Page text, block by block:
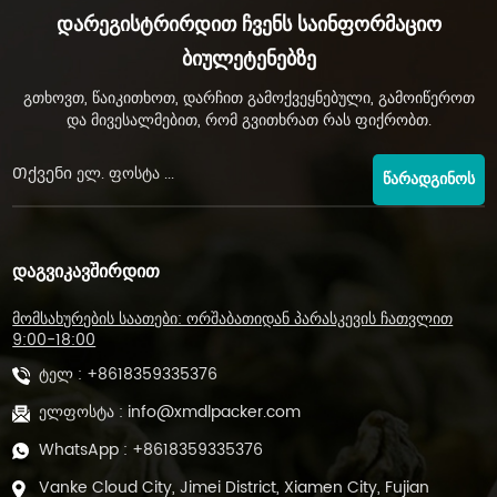
მაგალითად, ავტომატური ჩაის პაკეტების შესაფუთი მანქანები
ეფექტურია და შეუძლია დიდი მოცულობის გატარება. ფხვიერი
ფოთლის ჩაის შესაფუთ მანქანებს შეუძლიათ მეტი მოქნილობა
შესთავაზონ შეფუთვის ზომისა და სტილის
თვალსაზრისით. დასასრულს, ჩაის შესაფუთი ტექნიკის არჩევა
ბიუჯეტის ფრთხილად გათვალისწინებას. ამ ფაქტორების
გათვალისწინებით, შეგიძლიათ მიიღოთ გონივრული
განვითარებაში.
Დარეგისტრირდით Ჩვენს Საინფორმაციო
Ბიულეტენებზე
გთხოვთ, წაიკითხოთ, დარჩით გამოქვეყნებული, გამოიწეროთ
და მივესალმებით, რომ გვითხრათ რას ფიქრობთ.
ᲬᲐᲠᲐᲓᲒᲘᲜᲝᲡ
ᲓᲐᲒᲕᲘᲙᲐᲕᲨᲘᲠᲓᲘᲗ
მომსახურების საათები: ორშაბათიდან პარასკევის ჩათვლით
9:00-18:00
ტელ : +8618359335376
ელფოსტა : info@xmdlpacker.com
WhatsApp : +8618359335376
Vanke Cloud City, Jimei District, Xiamen City, Fujian